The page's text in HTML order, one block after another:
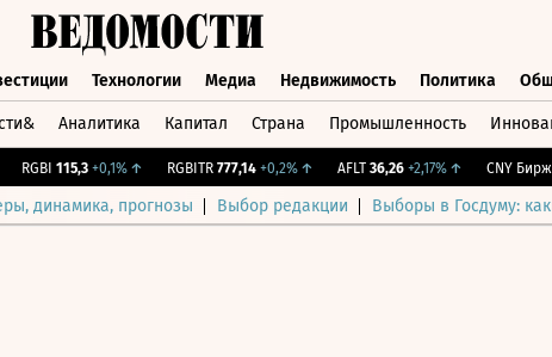
Технологии Медиа Недвижимость Политика
Аналитика Капитал Страна Промышленность
RGBI 115,3 +0,1%↑ RGBITR 777,14 +0,2%↑ AFLT 36,26 +2,17%↑ CNY Бирж.
динамика, прогнозы Выбор редакции Выборы в Госдуму: